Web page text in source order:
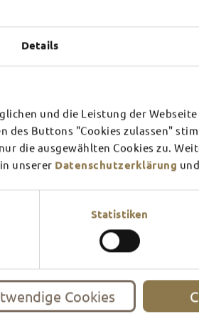
Details
und die Leistung der
Buttons "Cookies zulassen"
die ausgewählten Cookies zu.
unserer Datenschutzerklärung
Statistiken
Cookies
more Find
TOP
filled guided tour or a
events and highlights in and